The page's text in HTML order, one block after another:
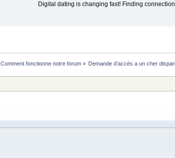
Digital dating is changing fast! Finding
Comment fonctionne notre forum» Demande d’accès a un cher